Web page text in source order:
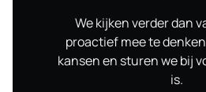
We kijken verder dan
proactief mee te
kansen en sturen we bij
is.